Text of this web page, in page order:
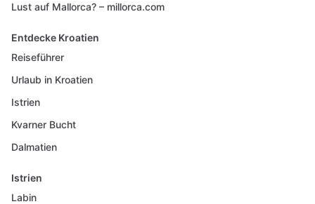
Lust auf Mallorca? – millorca.com
Entdecke Kroatien
Reiseführer
Urlaub in Kroatien
Istrien
Kvarner Bucht
Dalmatien
Istrien
Labin